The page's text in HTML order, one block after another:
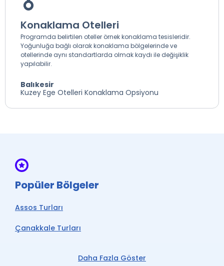
Konaklama Otelleri
Programda belirtilen oteller örnek konaklama tesisleridir.
Yoğunluğa bağlı olarak konaklama bölgelerinde ve
otellerinde aynı standartlarda olmak kaydı ile değişiklik
yapılabilir.
Balıkesir
Kuzey Ege Otelleri Konaklama Opsiyonu
Daha Fazla Göster
Popüler Bölgeler
Assos Turları
Çanakkale Turları